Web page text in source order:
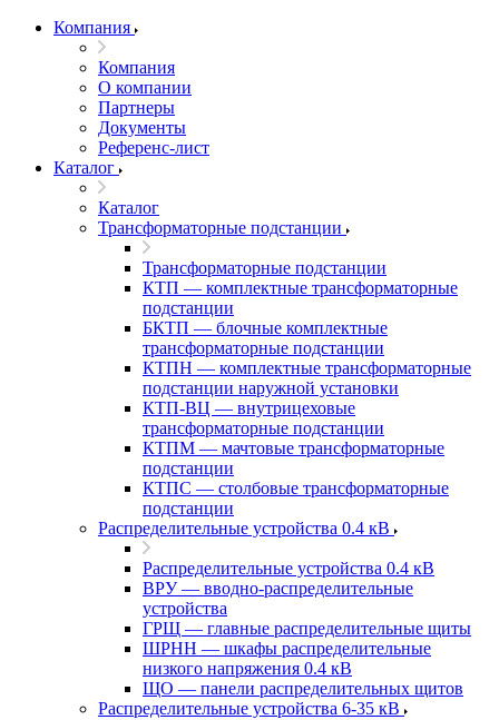
Компания
Компания
О компании
Партнеры
Документы
Референс-лист
Каталог
Каталог
Трансформаторные подстанции
Трансформаторные подстанции
КТП — комплектные трансформаторные
подстанции
БКТП — блочные комплектные
трансформаторные подстанции
КТПН — комплектные трансформаторные
подстанции наружной установки
КТП-ВЦ — внутрицеховые
трансформаторные подстанции
КТПМ — мачтовые трансформаторные
подстанции
КТПС — столбовые трансформаторные
подстанции
Распределительные устройства 0.4 кВ
Распределительные устройства 0.4 кВ
ВРУ — вводно-распределительные
устройства
ГРЩ — главные распределительные щиты
ШРНН — шкафы распределительные
низкого напряжения 0.4 кВ
ЩО — панели распределительных щитов
Распределительные устройства 6-35 кВ